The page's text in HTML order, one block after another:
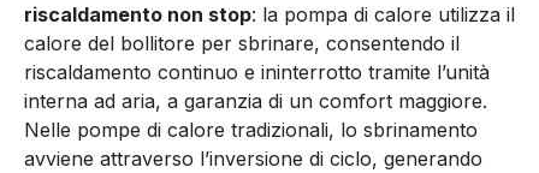
riscaldamento non stop: la pompa di calore utilizza il
calore del bollitore per sbrinare, consentendo il
riscaldamento continuo e ininterrotto tramite l’unità
interna ad aria, a garanzia di un comfort maggiore.
Nelle pompe di calore tradizionali, lo sbrinamento
avviene attraverso l’inversione di ciclo, generando